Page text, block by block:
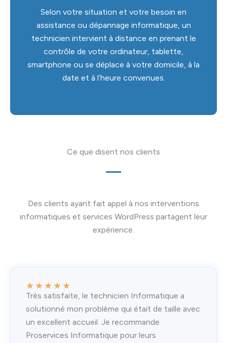
Selon votre situation et votre besoin en
assistance ou dépannage informatique, un
technicien intervient à distance en prenant le
contrôle de votre ordinateur, tablette,
smartphone ou se déplace à votre domicile, à la
date et à l’heure convenues.
Ce que disent nos clients
Des clients ayant fait appel à nos interventions
informatiques et services WordPress partagent leur
expérience.
★★★★★
Très satisfaite, le technicien Informatique a
solutionné mon problème qui était de taille avec
un excellent accueil. Je recommande
Proservices Informatique pour leurs